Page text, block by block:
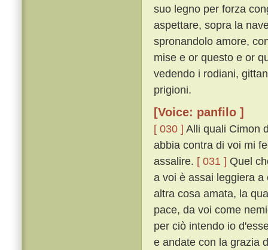
suo legno per forza
aspettare, sopra la
spronandolo amore,
mise e or questo e or
vedendo i rodiani,
prigioni.
[Voice: panfilo ]
[ 030 ] Alli quali Cimon
abbia contra di voi mi
assalire. [ 031 ] Quel
a voi è assai leggiera
altra cosa amata, la
pace, da voi come
per ciò intendo io
e andate con la grazia